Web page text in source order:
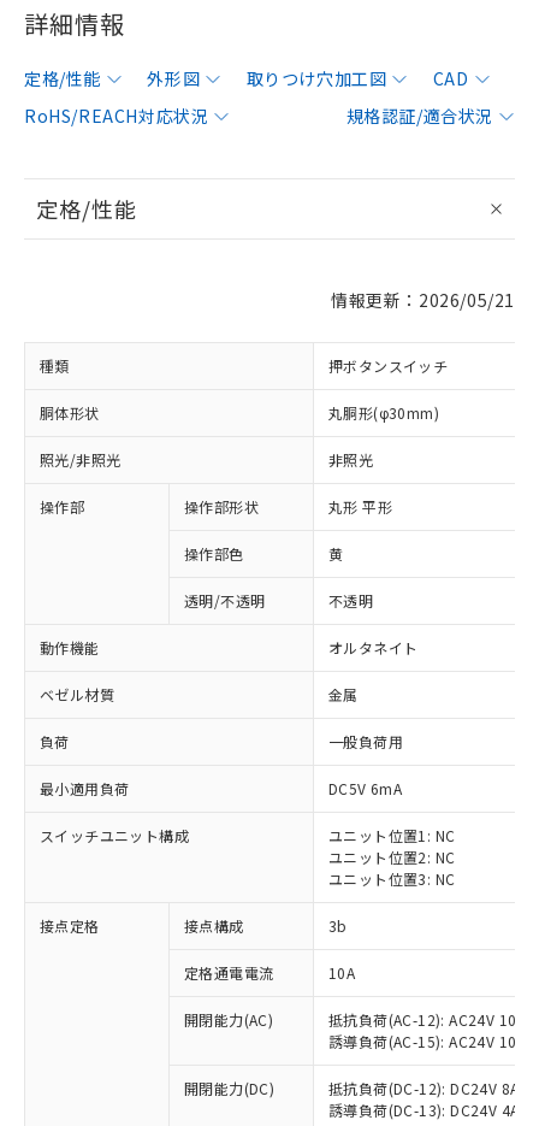
詳細情報
定格/性能 外形図 取りつけ穴加工図
CAD
RoHS/REACH対応状況
規格認証/適合状況
定格/性能
情報更新：2026/05/21
種類 押ボタンスイッチ
胴体形状 丸胴形(φ30mm)
照光/非照光 非照光
操作部 操作部形状 丸形 平形
操作部色 黄
透明/不透明 不透明
動作機能 オルタネイト
ベゼル材質 金属
負荷 一般負荷用
最小適用負荷 DC5V 6mA
スイッチユニット構成
ユニット位置1: NC
ユニット位置2: NC
ユニット位置3: NC
接点定格 接点構成 3b
定格通電電流 10A
開閉能力(AC)
抵抗負荷(AC-12): AC24V 10A/
誘導負荷(AC-15): AC24V
開閉能力(DC)
抵抗負荷(DC-12): DC24V 8A/
誘導負荷(DC-13): DC24V 4A/
ご利用条件
対応済み：EU RoHS指令（10物質）の
非含有に対応した製品が提供可能な商品で
有に対応した製品に切り替える予定のある